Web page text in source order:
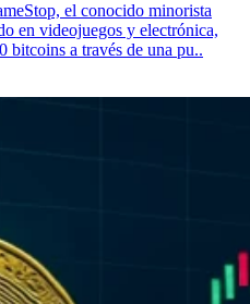
el conocido minorista
en videojuegos y electrónica,
bitcoins a través de una pu..